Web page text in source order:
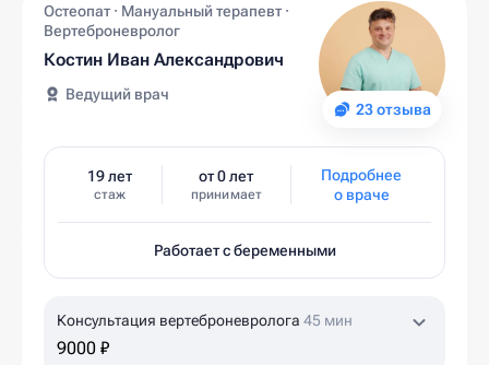
23 отзыва
Остеопат · Мануальный терапевт ·
Вертеброневролог
Костин Иван Александрович
Ведущий врач
19 лет
стаж
от 0 лет
принимает
Подробнее
о враче
Работает с беременными
Консультация вертеброневролога 45 мин
9000 ₽